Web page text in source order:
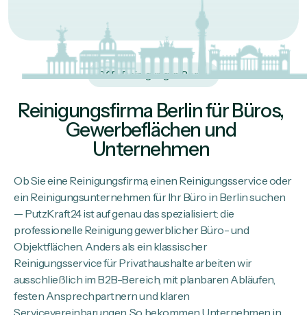
B2B-Reinigung in Berlin
Reinigungsfirma Berlin für Büros,
Gewerbeflächen und
Unternehmen
Ob Sie eine Reinigungsfirma, einen Reinigungsservice oder
ein Reinigungsunternehmen für Ihr Büro in Berlin suchen
— PutzKraft24 ist auf genau das spezialisiert: die
professionelle Reinigung gewerblicher Büro- und
Objektflächen. Anders als ein klassischer
Reinigungsservice für Privathaushalte arbeiten wir
ausschließlich im B2B-Bereich, mit planbaren Abläufen,
festen Ansprechpartnern und klaren